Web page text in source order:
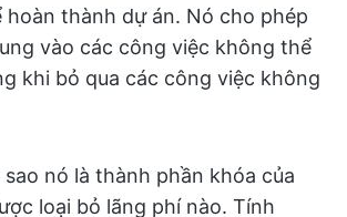
thành dự án. Nó cho phép
vào các công việc không thể
khi bỏ qua các công việc không
nó là thành phần khóa của
loại bỏ lãng phí nào. Tính